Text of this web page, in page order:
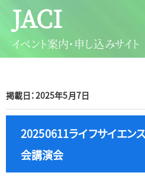
JACI
イベント案内・申し込みサイト
掲載日：2025年5月7日
20250611ライフサイエン
会講演会